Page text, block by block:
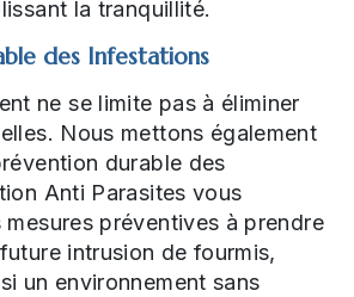
la tranquillité.
des Infestations
ne se limite pas à éliminer
Nous mettons également
durable des
Anti Parasites vous
mesures préventives à prendre
intrusion de fourmis,
un environnement sans